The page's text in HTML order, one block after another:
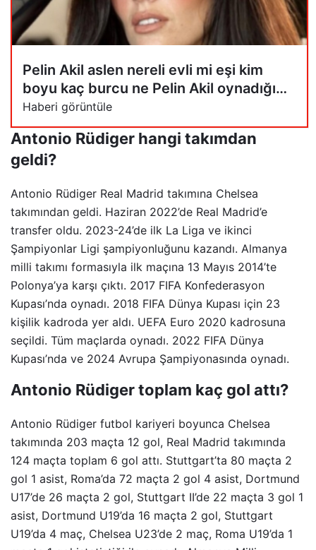
Pelin Akil aslen nereli evli mi eşi kim
boyu kaç burcu ne Pelin Akil oynadığı
filmler ve tv dizileri
Haberi görüntüle
Antonio Rüdiger hangi takımdan
geldi?
Antonio Rüdiger Real Madrid takımına Chelsea
takımından geldi. Haziran 2022’de Real Madrid’e
transfer oldu. 2023-24’de ilk La Liga ve ikinci
Şampiyonlar Ligi şampiyonluğunu kazandı. Almanya
milli takımı formasıyla ilk maçına 13 Mayıs 2014’te
Polonya’ya karşı çıktı. 2017 FIFA Konfederasyon
Kupası’nda oynadı. 2018 FIFA Dünya Kupası için 23
kişilik kadroda yer aldı. UEFA Euro 2020 kadrosuna
seçildi. Tüm maçlarda oynadı. 2022 FIFA Dünya
Kupası’nda ve 2024 Avrupa Şampiyonasında oynadı.
Antonio Rüdiger toplam kaç gol attı?
Antonio Rüdiger futbol kariyeri boyunca Chelsea
takımında 203 maçta 12 gol, Real Madrid takımında
124 maçta toplam 6 gol attı. Stuttgart’ta 80 maçta 2
gol 1 asist, Roma’da 72 maçta 2 gol 4 asist, Dortmund
U17’de 26 maçta 2 gol, Stuttgart II’de 22 maçta 3 gol 1
asist, Dortmund U19’da 16 maçta 2 gol, Stuttgart
U19’da 4 maç, Chelsea U23’de 2 maç, Roma U19’da 1